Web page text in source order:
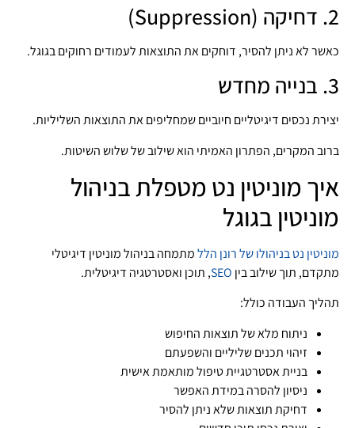
2. דחיקה (Suppression)
כאשר לא ניתן להסיר, דוחקים את התוצאות לעמודים רחוקים בגוגל.
3. בנייה מחדש
יצירת נכסים דיגיטליים חיוביים שמחליפים את התוצאות השליליות.
ברוב המקרים, הפתרון האמיתי הוא שילוב של שלוש השיטות.
איך מוניטין נט מטפלת בניהול
מוניטין בגוגל
מוניטין נטבניהולו של רונן הללמתמחה בניהול מוניטין דיגיטלי
מתקדם, תוך שילוב בין SEO, תוכן ואסטרטגיה דיגיטלית.
תהליך העבודה כולל:
ניתוח מלא של תוצאות החיפוש
זיהוי תכנים שליליים והשפעתם
בניית אסטרטגיית טיפול מותאמת אישית
ניסיון להסרה במידת האפשר
דחיקת תוצאות שלא ניתן להסיר